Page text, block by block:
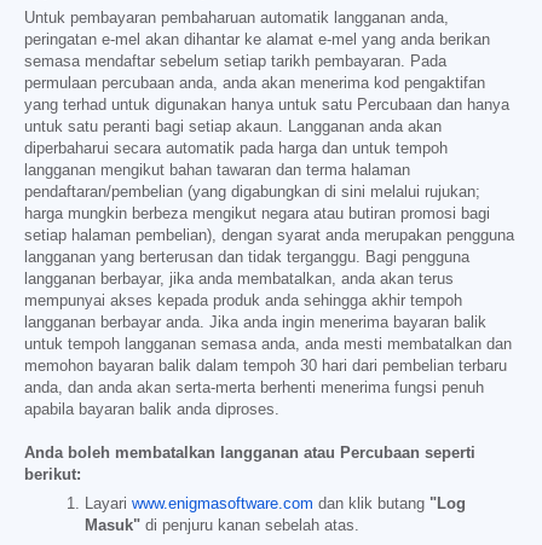
Untuk pembayaran pembaharuan automatik langganan anda,
peringatan e-mel akan dihantar ke alamat e-mel yang anda berikan
semasa mendaftar sebelum setiap tarikh pembayaran. Pada
permulaan percubaan anda, anda akan menerima kod pengaktifan
yang terhad untuk digunakan hanya untuk satu Percubaan dan hanya
untuk satu peranti bagi setiap akaun. Langganan anda akan
diperbaharui secara automatik pada harga dan untuk tempoh
langganan mengikut bahan tawaran dan terma halaman
pendaftaran/pembelian (yang digabungkan di sini melalui rujukan;
harga mungkin berbeza mengikut negara atau butiran promosi bagi
setiap halaman pembelian), dengan syarat anda merupakan pengguna
langganan yang berterusan dan tidak terganggu. Bagi pengguna
langganan berbayar, jika anda membatalkan, anda akan terus
mempunyai akses kepada produk anda sehingga akhir tempoh
langganan berbayar anda. Jika anda ingin menerima bayaran balik
untuk tempoh langganan semasa anda, anda mesti membatalkan dan
memohon bayaran balik dalam tempoh 30 hari dari pembelian terbaru
anda, dan anda akan serta-merta berhenti menerima fungsi penuh
apabila bayaran balik anda diproses.
Anda boleh membatalkan langganan atau Percubaan seperti
berikut:
Layari www.enigmasoftware.com dan klik butang "Log
Masuk" di penjuru kanan sebelah atas.